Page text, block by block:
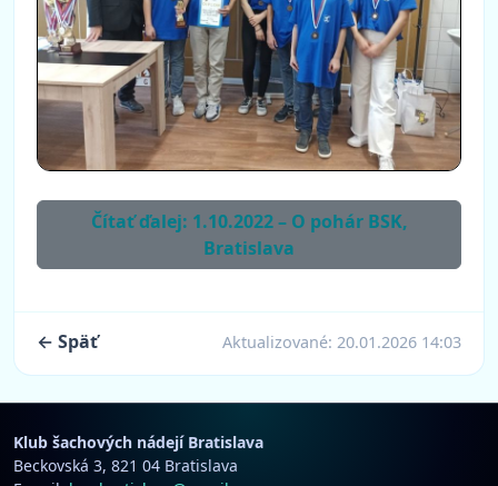
Čítať ďalej: 1.10.2022 – O pohár BSK,
Bratislava
← Späť Aktualizované: 20.01.2026 14:03
Klub šachových nádejí Bratislava
Beckovská 3, 821 04 Bratislava